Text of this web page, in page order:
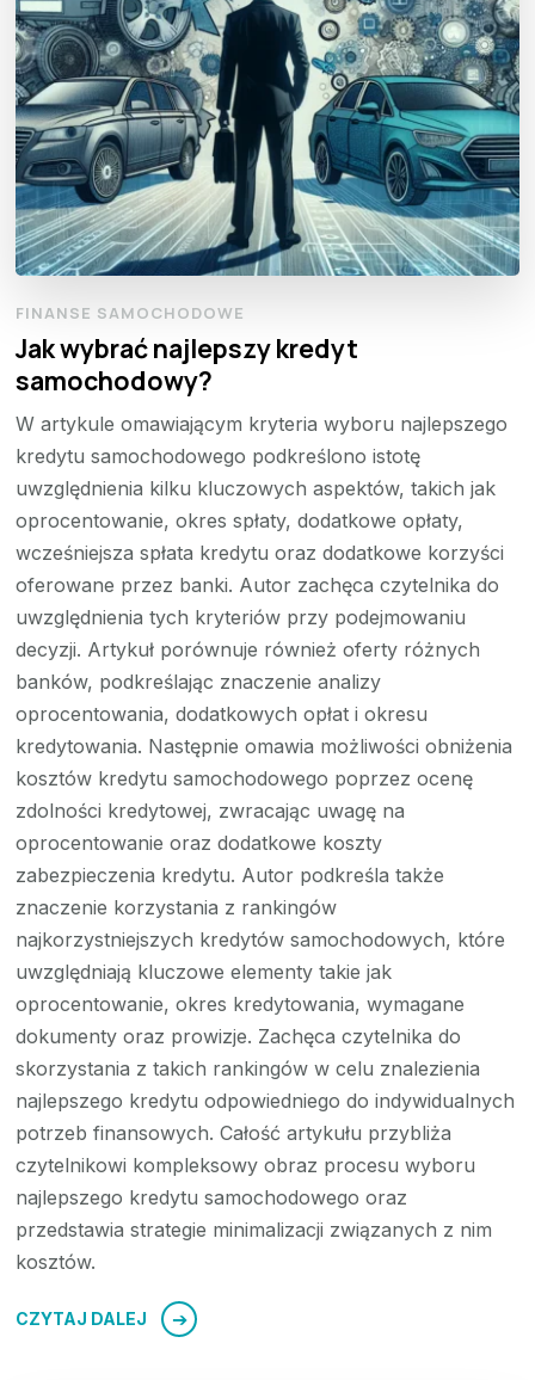
FINANSE SAMOCHODOWE
Jak wybrać najlepszy kredyt
samochodowy?
W artykule omawiającym kryteria wyboru najlepszego
kredytu samochodowego podkreślono istotę
uwzględnienia kilku kluczowych aspektów, takich jak
oprocentowanie, okres spłaty, dodatkowe opłaty,
wcześniejsza spłata kredytu oraz dodatkowe korzyści
oferowane przez banki. Autor zachęca czytelnika do
uwzględnienia tych kryteriów przy podejmowaniu
decyzji. Artykuł porównuje również oferty różnych
banków, podkreślając znaczenie analizy
oprocentowania, dodatkowych opłat i okresu
kredytowania. Następnie omawia możliwości obniżenia
kosztów kredytu samochodowego poprzez ocenę
zdolności kredytowej, zwracając uwagę na
oprocentowanie oraz dodatkowe koszty
zabezpieczenia kredytu. Autor podkreśla także
znaczenie korzystania z rankingów
najkorzystniejszych kredytów samochodowych, które
uwzględniają kluczowe elementy takie jak
oprocentowanie, okres kredytowania, wymagane
dokumenty oraz prowizje. Zachęca czytelnika do
skorzystania z takich rankingów w celu znalezienia
najlepszego kredytu odpowiedniego do indywidualnych
potrzeb finansowych. Całość artykułu przybliża
czytelnikowi kompleksowy obraz procesu wyboru
najlepszego kredytu samochodowego oraz
przedstawia strategie minimalizacji związanych z nim
kosztów.
CZYTAJ DALEJ